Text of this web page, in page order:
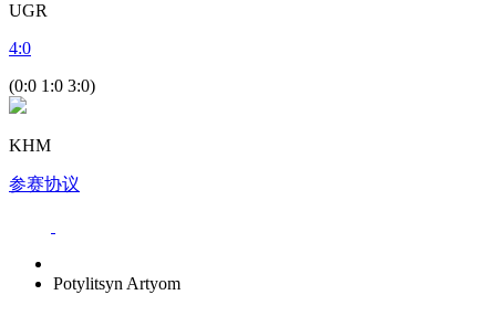
UGR
4:0
(0:0 1:0 3:0)
KHM
参赛协议
Potylitsyn Artyom